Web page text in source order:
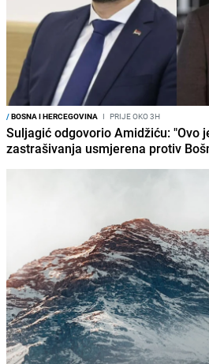
/BOSNA I HERCEGOVINA I PRIJE OKO 3H
Suljagić odgovorio Amidžiću: "Ovo
zastrašivanja usmjerena protiv